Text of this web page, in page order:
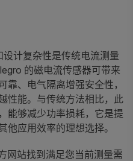
计复杂性是传统电流测量
的磁电流传感器可带来
、电气隔离增强安全性，
性能。与传统方法相比，此
能够减少功率损耗，它是提
他应用效率的理想选择。
网站找到满足您当前测量需